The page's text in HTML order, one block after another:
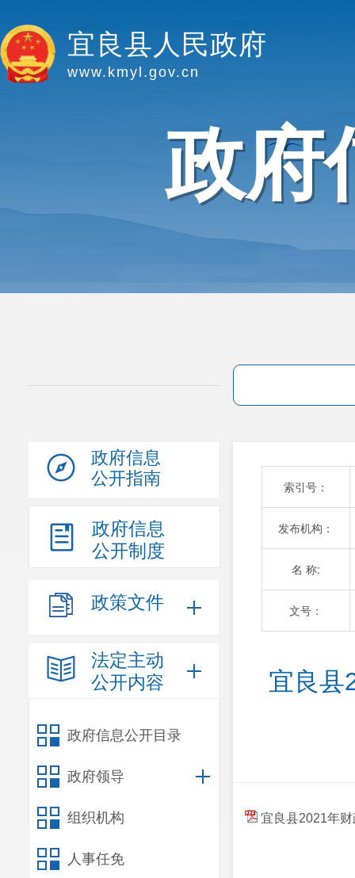
宜良县人民政府
www.kmyl.gov.cn
政府
政府信息
公开指南
政府信息
公开制度
政策文件
法定主动
公开内容
政府信息公开目录
政府领导
组织机构
人事任免
索引号：
发布机构：
名 称:
文号：
宜良县
宜良县2021年